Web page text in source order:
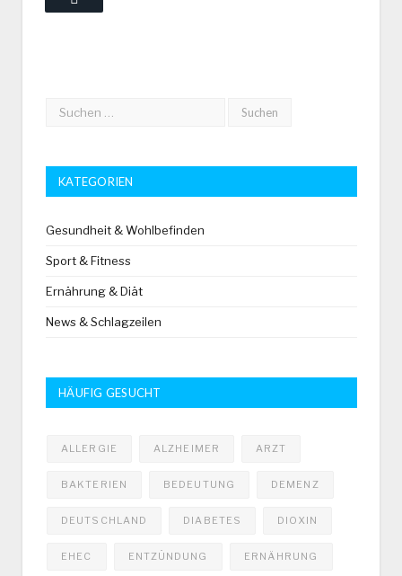
KATEGORIEN
Gesundheit & Wohlbefinden
Sport & Fitness
Ernährung & Diät
News & Schlagzeilen
HÄUFIG GESUCHT
ALLERGIE ALZHEIMER ARZT
BAKTERIEN BEDEUTUNG DEMENZ
DEUTSCHLAND DIABETES DIOXIN
EHEC ENTZÜNDUNG ERNÄHRUNG